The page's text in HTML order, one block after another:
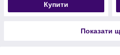
Купити
Показати